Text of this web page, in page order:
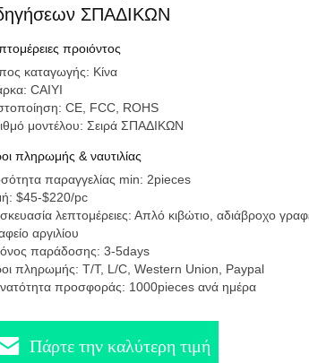
ΣΠΑΔΙΚΩΝ
προιόντος
καταγωγής: Κίνα
CAIYI
CE, FCC, ROHS
μοντέλου: Σειρά ΣΠΑΔΙΚΩΝ
πληρωμής & ναυτιλίας
παραγγελίας min: 2pieces
$45-$220/pc
λεπτομέρειες: Απλό κιβώτιο, αδιάβροχο
αργιλίου
παράδοσης: 3-5days
πληρωμής: T/T, L/C, Western Union, Paypal
προσφοράς: 1000pieces ανά ημέρα
Πάρτε την καλύτερη τιμή